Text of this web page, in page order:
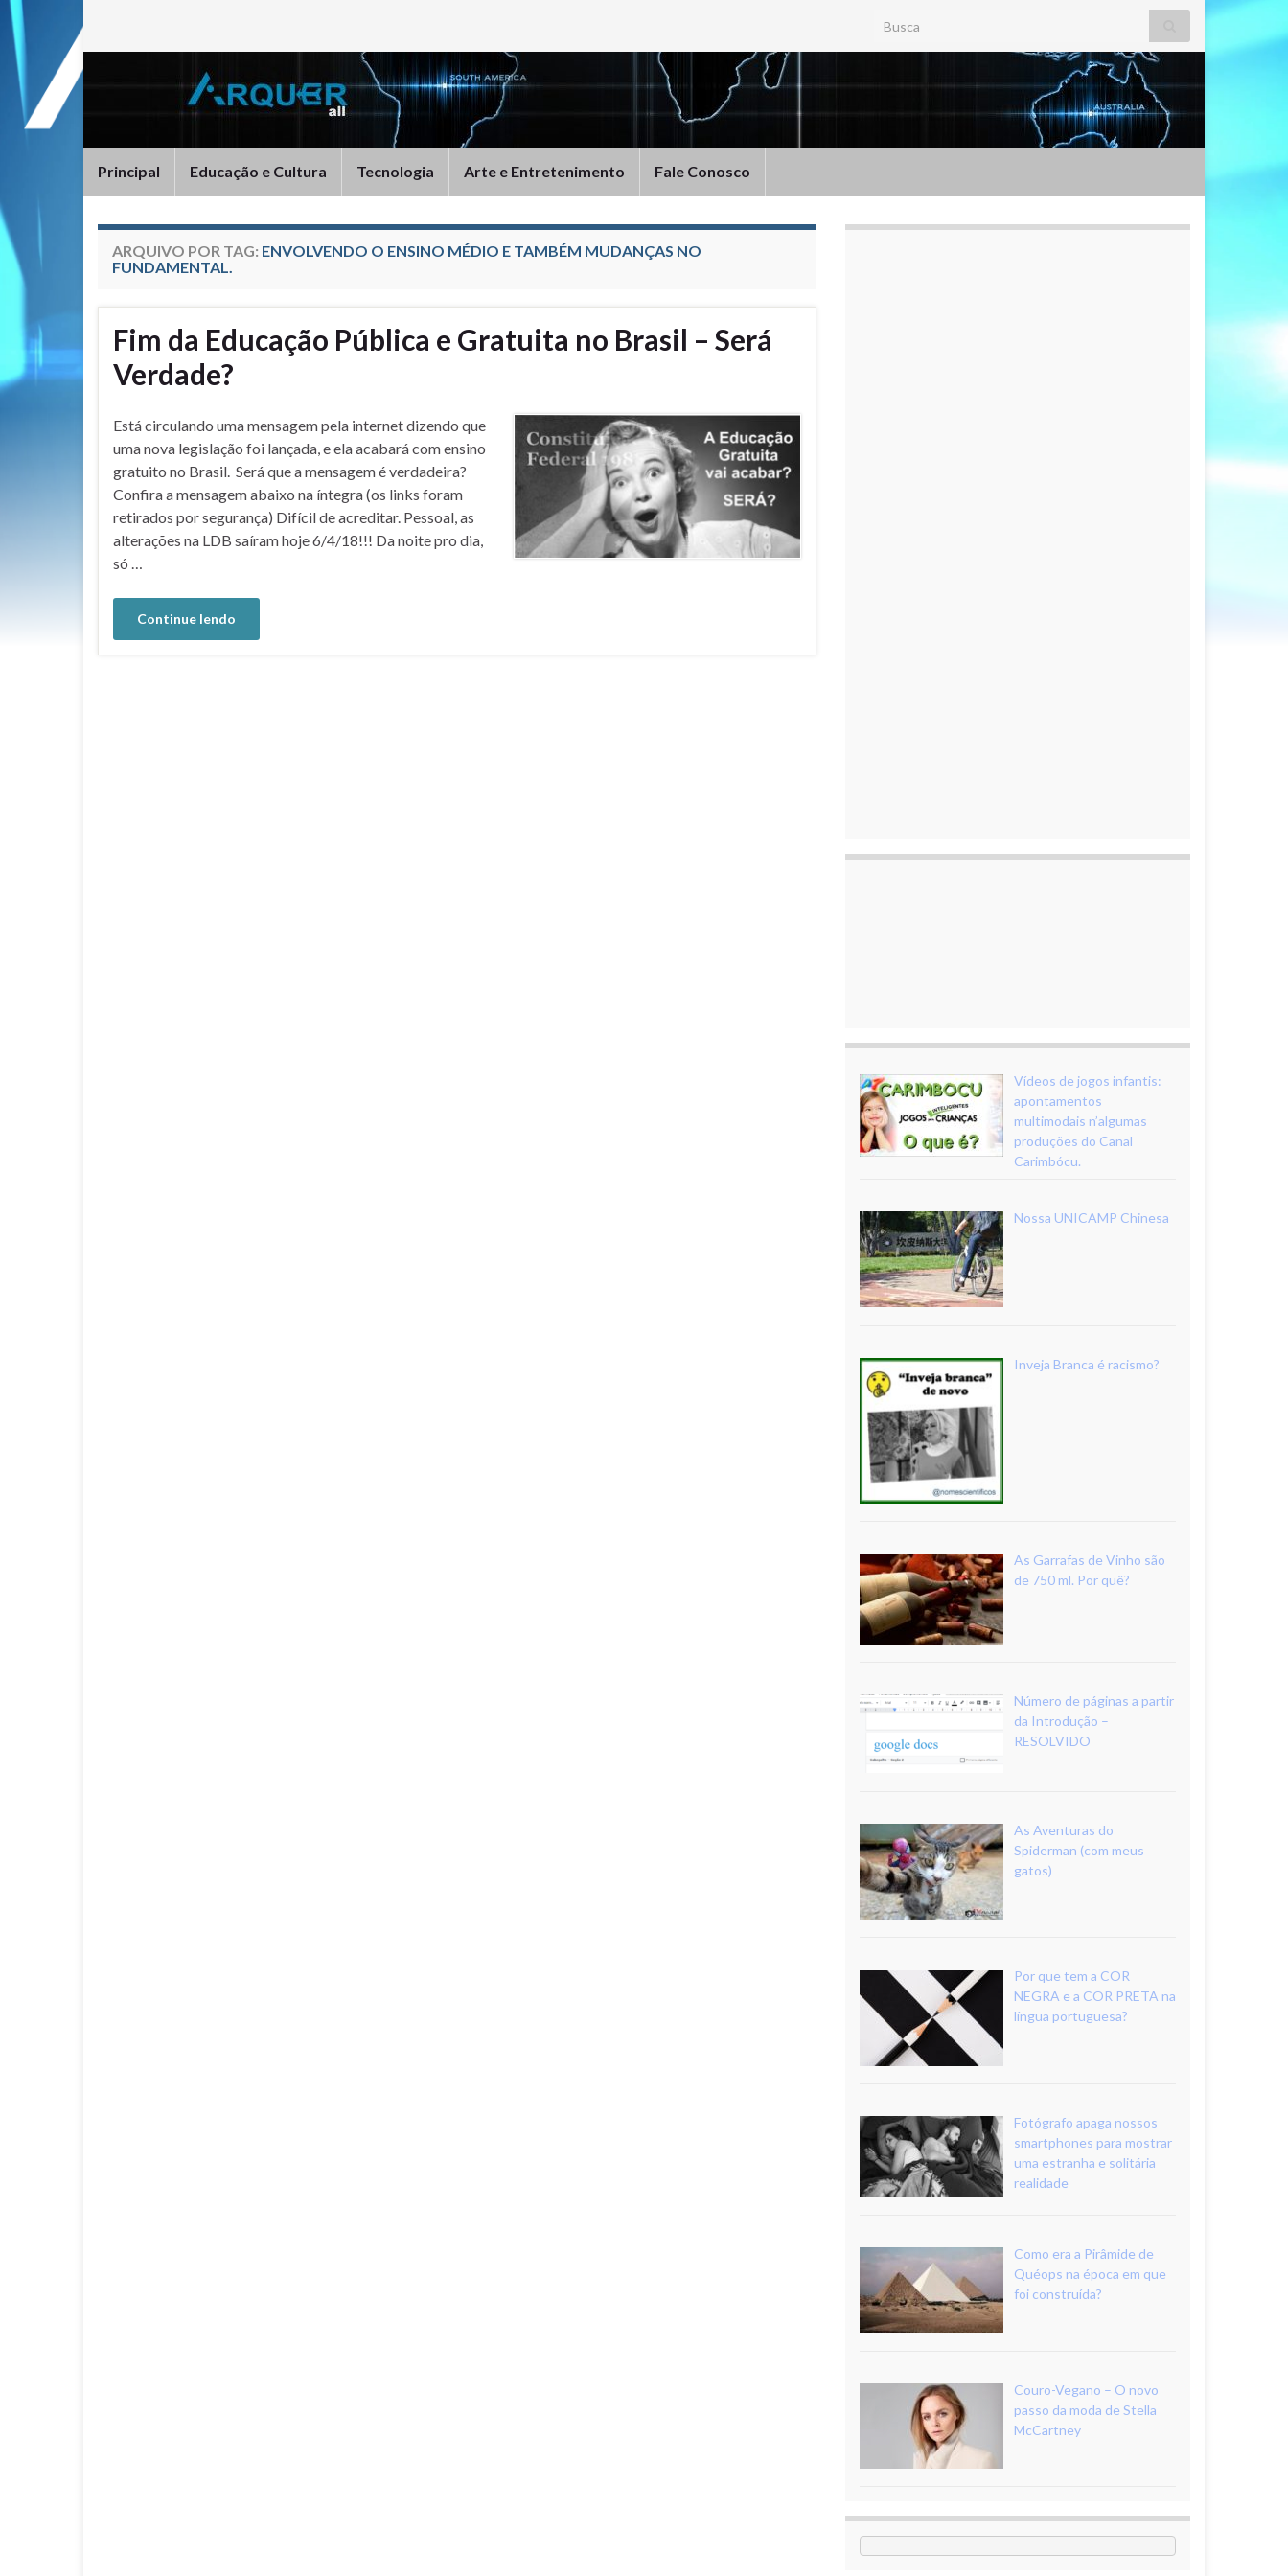
Search for:
Principal Educação e Cultura Tecnologia Arte e Entretenimento Fale Conosco
ARQUIVO POR TAG: ENVOLVENDO O ENSINO MÉDIO E TAMBÉM MUDANÇAS NO
FUNDAMENTAL.
Fim da Educação Pública e Gratuita no Brasil – Será
Verdade?
Está circulando uma mensagem pela internet dizendo que
uma nova legislação foi lançada, e ela acabará com ensino
gratuito no Brasil. Será que a mensagem é verdadeira?
Confira a mensagem abaixo na íntegra (os links foram
retirados por segurança) Difícil de acreditar. Pessoal, as
alterações na LDB saíram hoje 6/4/18!!! Da noite pro dia,
só …
Continue lendo
Vídeos de jogos infantis:
apontamentos
multimodais n’algumas
produções do Canal
Carimbócu.
Nossa UNICAMP Chinesa
Inveja Branca é racismo?
As Garrafas de Vinho são
de 750 ml. Por quê?
Número de páginas a partir
da Introdução –
RESOLVIDO
As Aventuras do
Spiderman (com meus
gatos)
Por que tem a COR
NEGRA e a COR PRETA na
língua portuguesa?
Fotógrafo apaga nossos
smartphones para mostrar
uma estranha e solitária
realidade
Como era a Pirâmide de
Quéops na época em que
foi construída?
Couro-Vegano – O novo
passo da moda de Stella
McCartney